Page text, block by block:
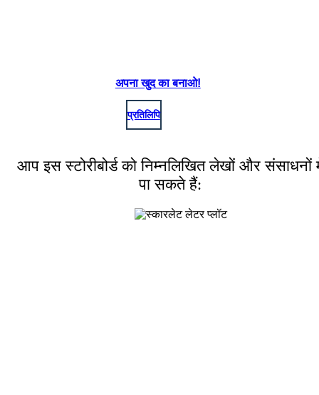
अपना खुद का बनाओ!
प्रतिलिपि
आप इस स्टोरीबोर्ड को निम्नलिखित लेखों और संसाधनों
पा सकते हैं: